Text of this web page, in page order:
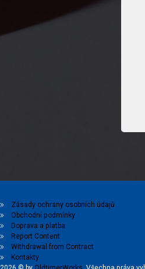
Zásady ochrany osobních údajů
Obchodní podmínky
Doprava a platba
Report Content
Withdrawal from Contract
Kontakty